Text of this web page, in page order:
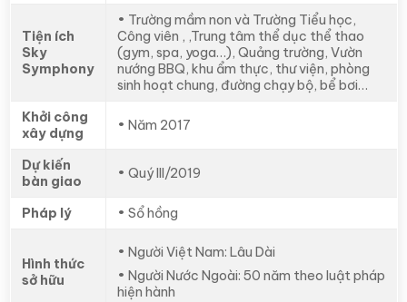
Tiện ích
Sky
Symphony
• Trường mầm non và Trường Tiểu học,
Công viên , ,Trung tâm thể dục thể thao
(gym, spa, yoga…), Quảng trường, Vườn
nướng BBQ, khu ẩm thực, thư viện, phòng
sinh hoạt chung, đường chạy bộ, bể bơi…
Khởi công
xây dựng
• Năm 2017
Dự kiến
bàn giao
• Quý III/2019
Pháp lý • Sổ hồng
Hình thức
sở hữu
• Người Việt Nam: Lâu Dài
• Người Nước Ngoài: 50 năm theo luật pháp
hiện hành